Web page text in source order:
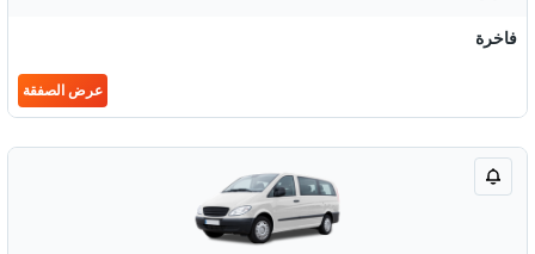
فاخرة
عرض الصفقة